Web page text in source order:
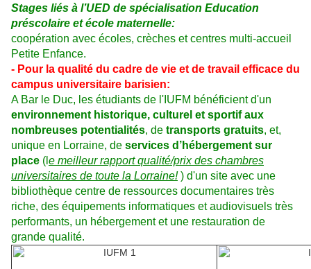
Stages liés à l’UED de spécialisation Education
préscolaire et école maternelle:
coopération avec écoles, crèches et centres multi-accueil
Petite Enfance.
- Pour la qualité du cadre de vie et de travail efficace du
campus universitaire barisien:
A Bar le Duc, les étudiants de l'IUFM bénéficient d'un
environnement historique, culturel et sportif aux
nombreuses potentialités, de transports gratuits, et,
unique en Lorraine, de services d’hébergement sur
place (l e meilleur rapport qualité/prix des chambres
universitaires de toute la Lorraine!) d'un site avec une
bibliothèque centre de ressources documentaires très
riche, des équipements informatiques et audiovisuels très
performants, un hébergement et une restauration de
grande qualité.